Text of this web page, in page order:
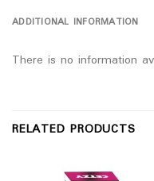
ADDITIONAL INFORMATION
There is no information
RELATED PRODUCTS